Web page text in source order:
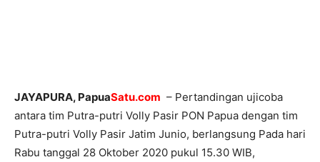
JAYAPURA, PapuaSatu.com – Pertandingan ujicoba
antara tim Putra-putri Volly Pasir PON Papua dengan tim
Putra-putri Volly Pasir Jatim Junio, berlangsung Pada hari
Rabu tanggal 28 Oktober 2020 pukul 15.30 WIB,